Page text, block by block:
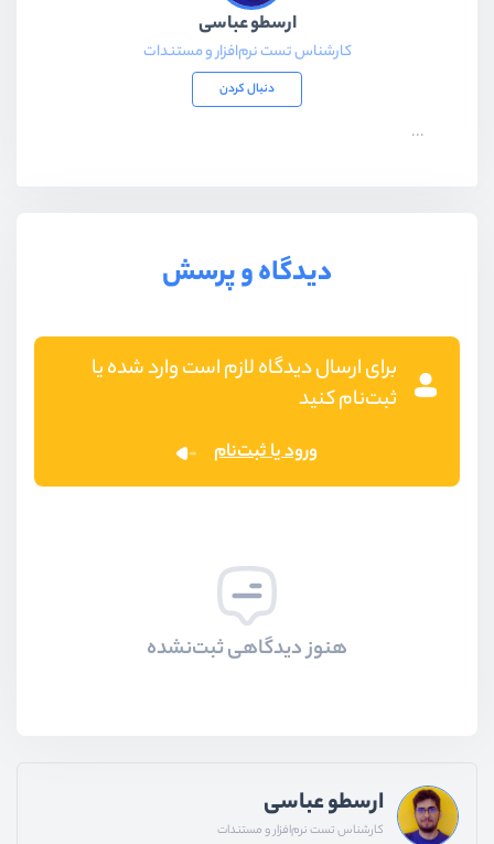
ارسطو عباسی
کارشناس تست نرم‌افزار و مستندات
دنبال کردن
...
دیدگاه و پرسش
برای ارسال دیدگاه لازم است وارد شده یا
ثبت‌نام کنید
ورود یا ثبت‌نام
هنوز دیدگاهی ثبت‌نشده
ارسطو عباسی
کارشناس تست نرم‌افزار و مستندات